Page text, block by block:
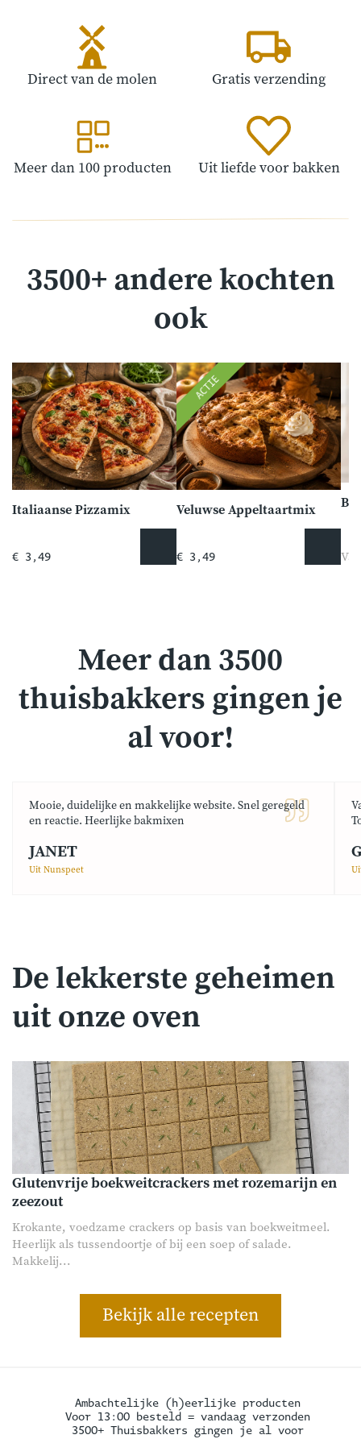
Direct van de molen Gratis verzending
Meer dan 100 producten Uit liefde voor bakken
3500+ andere kochten
ook
Italiaanse Pizzamix
€ 3,49
ACTIE
Veluwse Appeltaartmix
€ 3,49
Meer dan 3500
thuisbakkers gingen je
al voor!
Mooie, duidelijke en makkelijke website. Snel geregeld
en reactie. Heerlijke bakmixen
JANET
Uit Nunspeet
De lekkerste geheimen
uit onze oven
Glutenvrije boekweitcrackers met rozemarijn en
zeezout
Krokante, voedzame crackers op basis van boekweitmeel.
Heerlijk als tussendoortje of bij een soep of salade.
Makkelij...
Bekijk alle recepten
Ambachtelijke (h)eerlijke producten
Voor 13:00 besteld = vandaag verzonden
3500+ Thuisbakkers gingen je al voor